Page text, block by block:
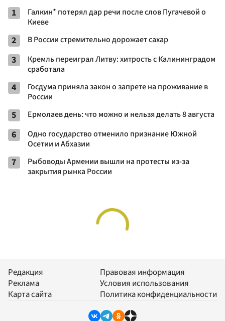
1
Галкин* потерял дар речи после слов Пугачевой о
Киеве
2 В России стремительно дорожает сахар
3
Кремль переиграл Литву: хитрость с Калининградом
сработала
4
Госдума приняла закон о запрете на проживание в
России
5 Ермолаев день: что можно и нельзя делать 8 августа
6
Одно государство отменило признание Южной
Осетии и Абхазии
7
Рыбоводы Армении вышли на протесты из-за
закрытия рынка России
Редакция
Реклама
Карта сайта
Правовая информация
Условия использования
Политика конфиденциальности